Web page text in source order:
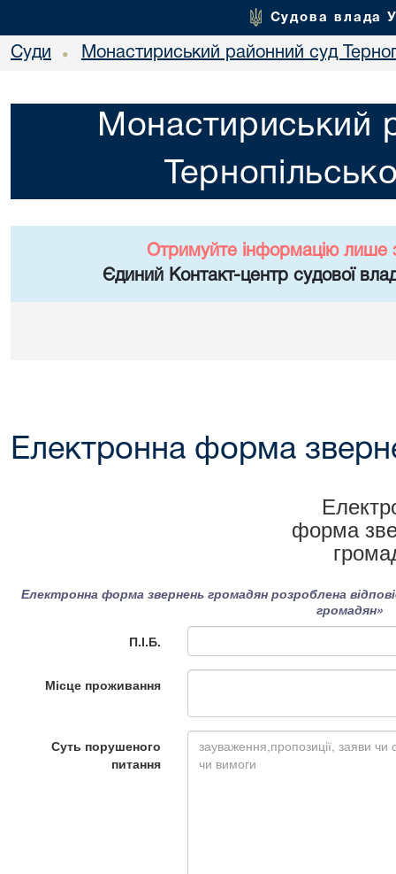
Судова влада
Суди • Монастириський районний суд
Монастириський
Отримуйте інформацію лише
Єдиний Контакт-центр судової
Електронна форма